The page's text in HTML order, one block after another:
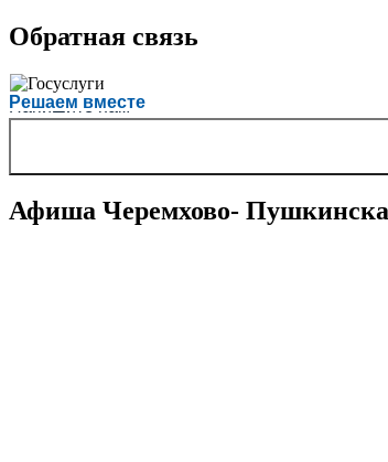
Обратная связь
Решаем вместе
Есть вопрос?
Напишите нам
Афиша Черемхово-